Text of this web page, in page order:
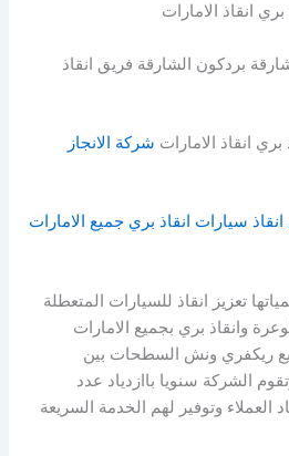
انقاذ الامارات
بردكون الشارقة فريق انقاذ
انقاذ الامارات شركة الانجاز
سيارات انقاذ بري جميع الامارات
تعزيز انقاذ للسيارات المتعطلة
وانقاذ بري بجميع الامارات
ريكفري ونش السطحات بين
الشركة سنويا باازدياد عدد
العملاء وتوفير لهم الخدمة السريعة